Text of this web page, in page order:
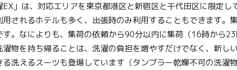
」は、対応エリアを東京都港区と新宿区と千代田区に限定
されるホテルも多く、出張時のみ利用することもできます。
。なによりも、集荷の依頼から90分以内に集荷（16時から
物を持ち帰ることは、洗濯の負担を増やすだけでなく、新し
洗えるスーツも登場しています（タンブラー乾燥不可の洗濯